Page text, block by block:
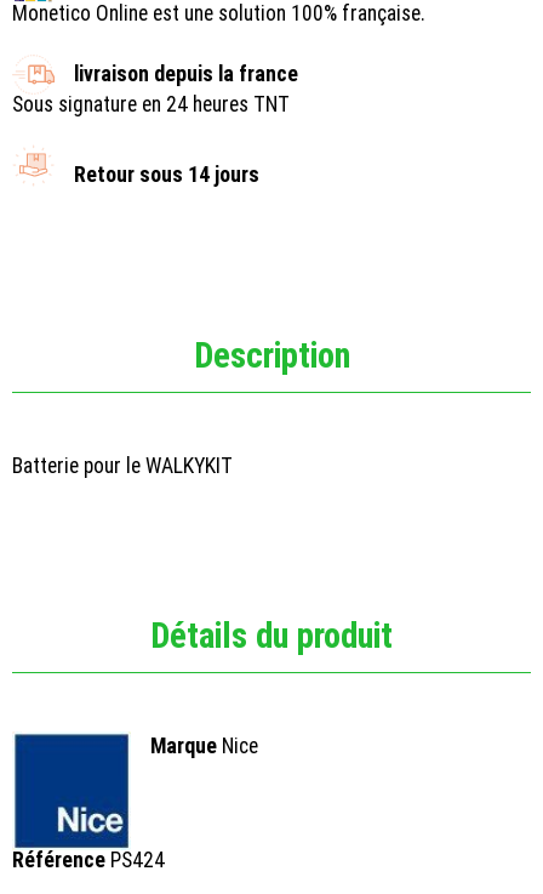
Monetico Online est une solution 100% française.
livraison depuis la france
Sous signature en 24 heures TNT
Retour sous 14 jours
Description
Batterie pour le WALKYKIT
Détails du produit
Marque Nice
Référence PS424